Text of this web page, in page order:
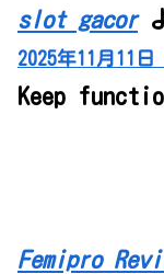
slot gacor
2025年11月11日
Keep
Femipro